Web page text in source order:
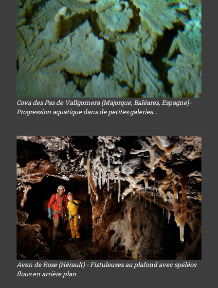
Cova des Pas de Vallgornera (Majorque, Baléares, Espagne)-
Progression aquatique dans de petites galeries...
Aven de Rose (Hérault) - Fistuleuses au plafond avec spéléos
flous en arrière plan